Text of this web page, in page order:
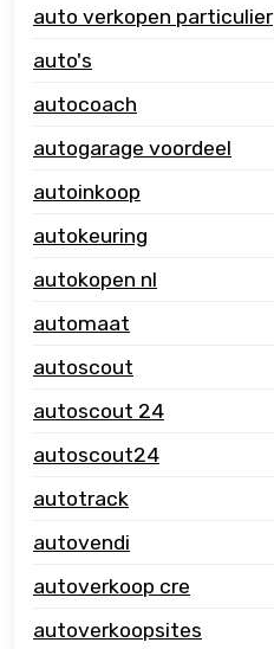
auto verkopen particulier
auto's
autocoach
autogarage voordeel
autoinkoop
autokeuring
autokopen nl
automaat
autoscout
autoscout 24
autoscout24
autotrack
autovendi
autoverkoop cre
autoverkoopsites